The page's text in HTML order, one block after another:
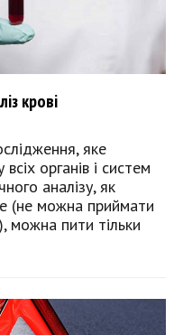
крові
яке
органів і систем
аналізу, як
(не можна приймати
можна пити тільки